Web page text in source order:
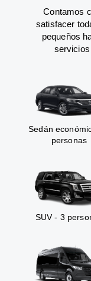
Contamos
satisfacer
pequeños
Sedán
personas
SUV - 3